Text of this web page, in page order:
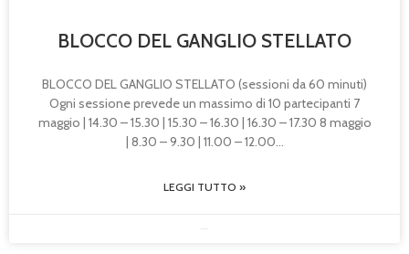
BLOCCO DEL GANGLIO STELLATO
BLOCCO DEL GANGLIO STELLATO (sessioni da 60 minuti)
Ogni sessione prevede un massimo di 10 partecipanti 7
maggio | 14.30 – 15.30 | 15.30 – 16.30 | 16.30 – 17.30 8 maggio
| 8.30 – 9.30 | 11.00 – 12.00
LEGGI TUTTO »